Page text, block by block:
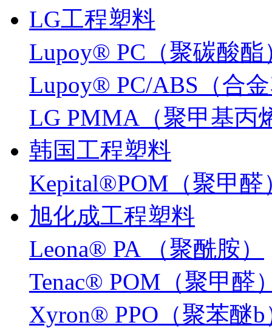
LG工程塑料
Lupoy® PC（聚碳酸酯
Lupoy® PC/ABS（合
LG PMMA（聚甲基丙
韩国工程塑料
Kepital®POM（聚甲醛
旭化成工程塑料
Leona® PA （聚酰胺）
Tenac® POM（聚甲醛
Xyron® PPO（聚苯醚b